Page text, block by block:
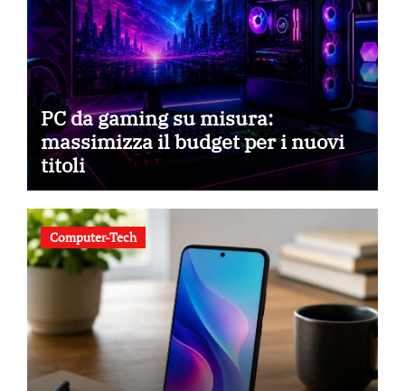
PC da gaming su misura:
massimizza il budget per i nuovi
titoli
Computer-Tech